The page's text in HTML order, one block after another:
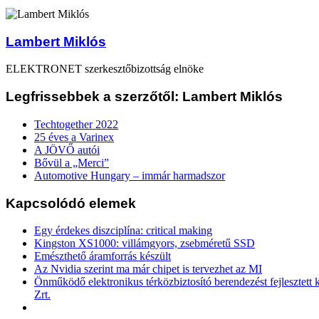
Lambert Miklós
ELEKTRONET szerkesztőbizottság elnöke
Legfrissebbek a szerzőtől: Lambert Miklós
Techtogether 2022
25 éves a Varinex
A JÖVŐ autói
Bővül a „Merci”
Automotive Hungary – immár harmadszor
Kapcsolódó elemek
Egy érdekes diszciplína: critical making
Kingston XS1000: villámgyors, zsebméretű SSD
Emészthető áramforrás készült
Az Nvidia szerint ma már chipet is tervezhet az MI
Önműködő elektronikus térközbiztosító berendezést fejlesztett
Zrt.